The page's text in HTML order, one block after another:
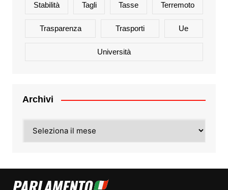
Stabilità Tagli Tasse Terremoto
Trasparenza Trasporti Ue
Università
Archivi